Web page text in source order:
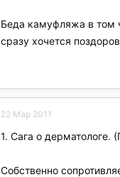
Беда камуфляжа в том
сразу хочется
22 Мар 2011
1. Сага о дерматологе.
Собственно